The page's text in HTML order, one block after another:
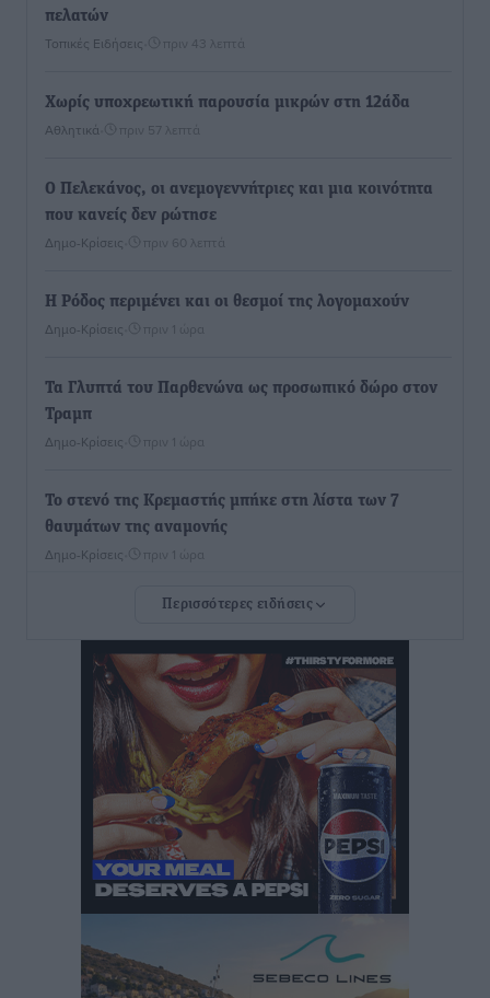
πελατών
Τοπικές Ειδήσεις πριν 43 λεπτά
Χωρίς υποχρεωτική παρουσία μικρών στη 12άδα
Αθλητικά πριν 57 λεπτά
Ο Πελεκάνος, οι ανεμογεννήτριες και μια κοινότητα
που κανείς δεν ρώτησε
Δημο-Κρίσεις πριν 60 λεπτά
Η Ρόδος περιμένει και οι θεσμοί της λογομαχούν
Δημο-Κρίσεις πριν 1 ώρα
Τα Γλυπτά του Παρθενώνα ως προσωπικό δώρο στον
Τραμπ
Δημο-Κρίσεις πριν 1 ώρα
Το στενό της Κρεμαστής μπήκε στη λίστα των 7
θαυμάτων της αναμονής
Δημο-Κρίσεις πριν 1 ώρα
ΣΕΤΕ: Σημαντική θεσμική εξέλιξη η ΚΥΑ για το ΕΧΠ
για τον τουρισμό
Ειδήσεις• πριν 1 ώρα
Γ. Χατζημάρκος: “Δύο μεγάλες δεσμεύσεις
Γεωργιάδη” – Κίνητρα για τους γιατρούς των νησιών
και συνεργασία Ρόδου με το Αττικόν για το
Ακτινοθεραπευτικό
Τοπικές Ειδήσεις• πριν 2 ώρες
Σούπερ μάρκετ: Διευρύνεται η εθνική πρωτοβουλία
για τις τιμές – Eρχονται νέες συμμετοχές εταιρειών
Ειδήσεις•
Περισσότερες ειδήσεις